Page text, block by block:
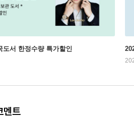
도서 한정수량 특가할인
멘트